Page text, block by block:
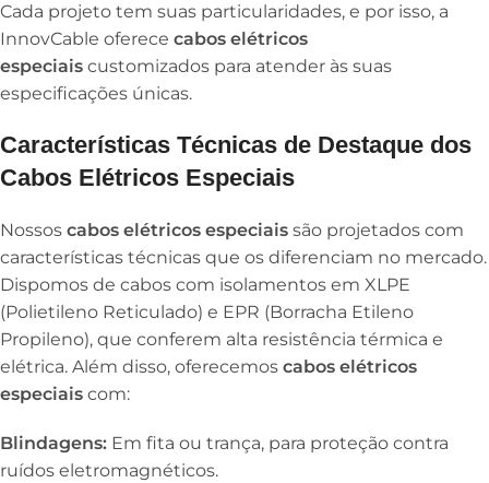
Cada projeto tem suas particularidades, e por isso, a
InnovCable oferece cabos elétricos
especiais customizados para atender às suas
especificações únicas.
Características Técnicas de Destaque dos
Cabos Elétricos Especiais
Nossos cabos elétricos especiais são projetados com
características técnicas que os diferenciam no mercado.
Dispomos de cabos com isolamentos em XLPE
(Polietileno Reticulado) e EPR (Borracha Etileno
Propileno), que conferem alta resistência térmica e
elétrica. Além disso, oferecemos cabos elétricos
especiais com:
Blindagens: Em fita ou trança, para proteção contra
ruídos eletromagnéticos.